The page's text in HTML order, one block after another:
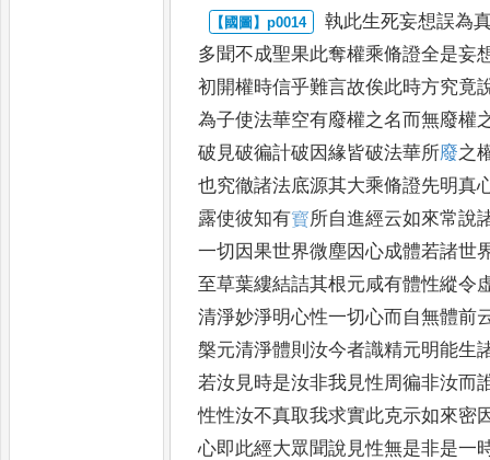
執此生死妄想誤為
多聞不成聖果此奪權乘脩證全是妄
初開權時信乎難言故俟此時方究竟
為子使法華空有廢權之名而無廢權
破見破徧計破因緣皆破法華所廢之
也究徹諸法底源其大乘脩證先明真
露使彼知有寳所自進經云如來常說
一切因果世界微塵因心成體若諸世
至草葉縷結詰其根元咸有體性縱令
清淨妙淨明心性一切心而自無體前
槃元清淨體則汝今者識精元明能生
若汝見時是汝非我見性周徧非汝而
性性汝不真取我求實此克示如來密
心即此經大眾聞說見性無是非是一